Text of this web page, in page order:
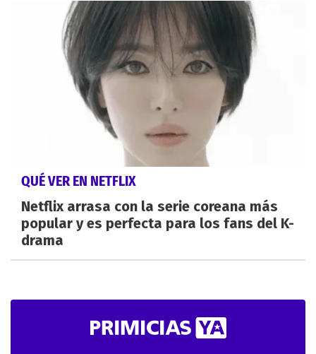
QUÉ VER EN NETFLIX
Netflix arrasa con la serie coreana más
popular y es perfecta para los fans del K-
drama